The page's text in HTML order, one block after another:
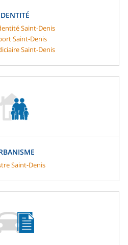
Saint-Denis
Saint-Denis
Saint-Denis
Saint-Denis